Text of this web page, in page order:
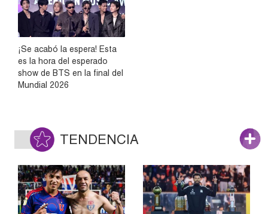
¡Se acabó la espera! Esta
es la hora del esperado
show de BTS en la final del
Mundial 2026
TENDENCIA